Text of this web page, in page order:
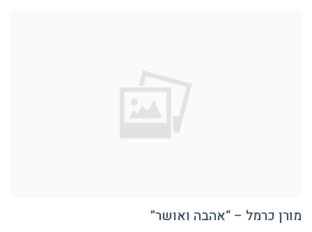
מורן כרמל – “אהבה ואושר”